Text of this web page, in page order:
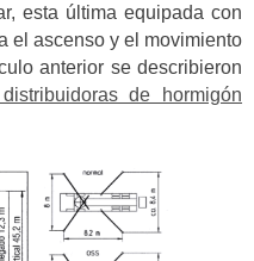
esta última equipada con
el ascenso y el movimiento
anterior se describieron
de hormigón